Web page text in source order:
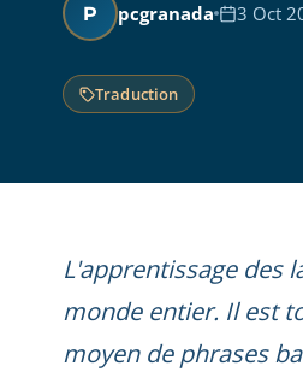
P pcgranada 3 Oct
Traduction
L'apprentissage des
monde entier. Il est
moyen de phrases